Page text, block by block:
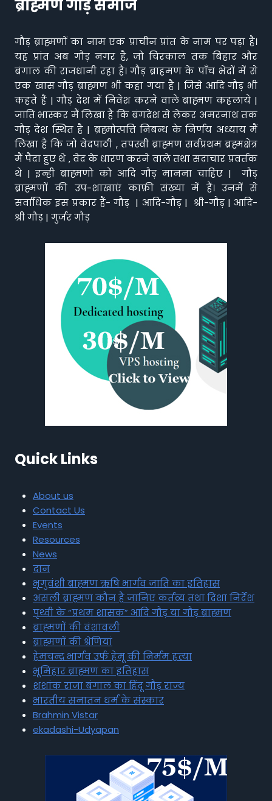
ब्राह्मण गौड़ समाज
गौड़ ब्राह्मणों का नाम एक प्राचीन प्रांत के नाम पर पड़ा है।
यह प्रांत अब गौड़ नगर है, जो चिरकाल तक बिहार और
बंगाल की राजधानी रहा है। गौड़ ब्राहमण के पाँच भेदों में से
एक खास गौड़ ब्राह्मण भी कहा गया है | जिसे आदि गौड़ भी
कहते हैं | गौड़ देश में निवेश करने वाले ब्राह्मण कहलाये |
जाति भास्कर मैं लिखा है कि बंगदेश से लेकर अमरनाथ तक
गौड़ देश स्थित है | ब्रह्मोत्पत्ति निबन्ध के निर्णय अध्याय मैं
लिखा है कि जो वेदपाठी , तपस्वी ब्राह्मण सर्वप्रथम ब्रह्मक्षेत्र
मैं पैदा हुए थे , वेद के धारण करने वाले तथा सदाचार प्रवर्तक
थे | इन्ही ब्राह्मणो को आदि गौड़ मानना चाहिए | गौड़
ब्राह्मणों की उप-शाखाएं काफ़ी संख्या में हैं। उनमें से
सर्वाधिक इस प्रकार हैं- गौड़ | आदि-गौड़ | श्री-गौड़ | आदि-
श्री गौड़ | गुर्जर गौड़
Quick Links
About us
Contact Us
Events
Resources
News
दान
भृगुवंशी ब्राह्मण ऋषि भार्गव जाति का इतिहास
असली ब्राह्मण कौन है जानिए कर्तव्य तथा दिशा निर्देश
पृथ्वी के “प्रथम शासक” आदि गौड़ या गौड़ ब्राह्मण
ब्राह्मणों की वंशावली
ब्राह्मणों की श्रेणियां
हेमचन्द्र भार्गव उर्फ हेमू की निर्मम हत्या
भूमिहार ब्राह्मण का इतिहास
शशांक राजा बंगाल का हिंदू गौड़ राज्य
भारतीय सनातन धर्म के संस्कार
Brahmin Vistar
ekadashi-Udyapan